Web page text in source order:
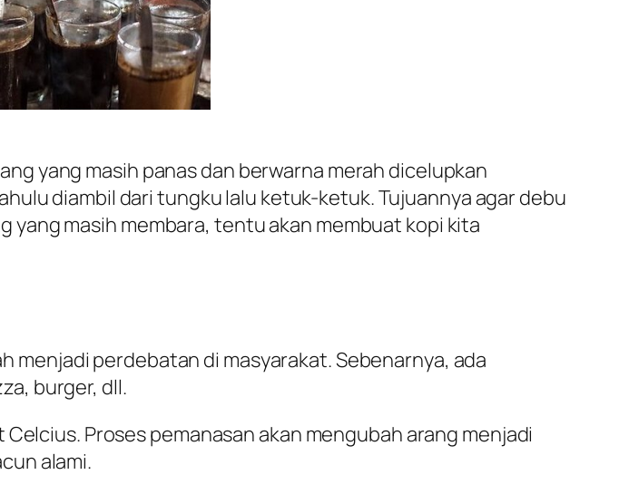
yang masih panas dan berwarna merah dicelupkan
diambil dari tungku lalu ketuk-ketuk. Tujuannya agar debu
yang masih membara, tentu akan membuat kopi kita
menjadi perdebatan di masyarakat. Sebenarnya, ada
burger, dll.
Proses pemanasan akan mengubah arang menjadi
alami.